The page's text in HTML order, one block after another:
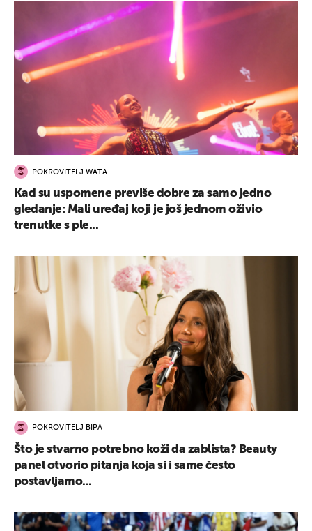
POKROVITELJ WATA
Kad su uspomene previše dobre za samo jedno
gledanje: Mali uređaj koji je još jednom oživio
trenutke s ple...
POKROVITELJ BIPA
Što je stvarno potrebno koži da zablista? Beauty
panel otvorio pitanja koja si i same često
postavljamo...